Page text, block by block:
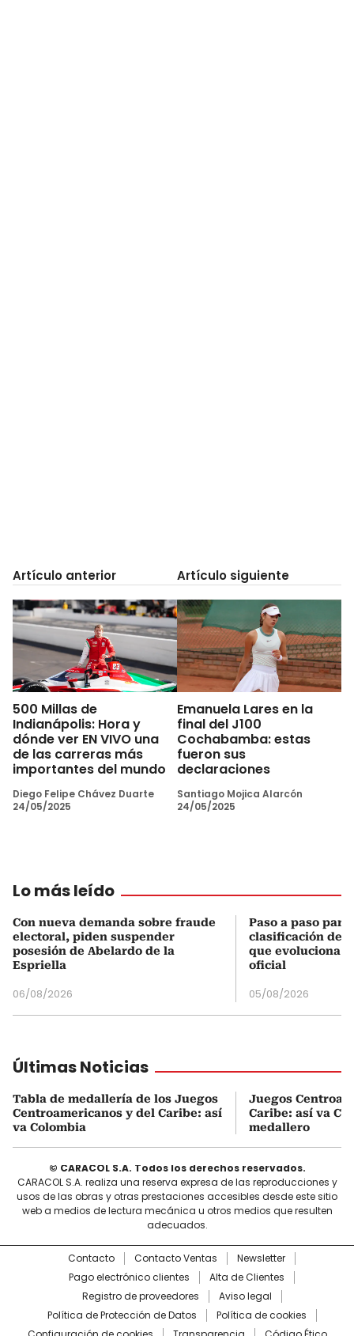
Artículo anterior
500 Millas de
Indianápolis: Hora y
dónde ver EN VIVO una
de las carreras más
importantes del mundo
Diego Felipe Chávez Duarte
24/05/2025
Artículo siguiente
Emanuela Lares en la
final del J100
Cochabamba: estas
fueron sus
declaraciones
Santiago Mojica Alarcón
24/05/2025
Lo más leído
Con nueva demanda sobre fraude
electoral, piden suspender
posesión de Abelardo de la
Espriella
06/08/2026
Paso a paso
clasificación del
que evoluciona
oficial
05/08/2026
Últimas Noticias
Tabla de medallería de los Juegos
Centroamericanos y del Caribe: así
va Colombia
Juegos
Caribe: así va
medallero
© CARACOL S.A. Todos los derechos reservados.
CARACOL S.A. realiza una reserva expresa de las reproducciones y
usos de las obras y otras prestaciones accesibles desde este sitio
web a medios de lectura mecánica u otros medios que resulten
adecuados.
Contacto Contacto Ventas
Newsletter
Pago electrónico clientes
Alta de Clientes
Registro de proveedores
Aviso legal
Política de Protección de Datos
Política de cookies